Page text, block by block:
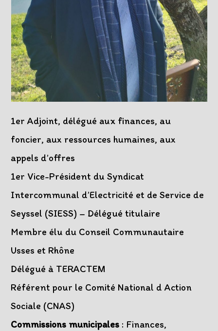
1er Adjoint, délégué aux finances, au
foncier, aux ressources humaines, aux
appels d’offres
1er Vice-Président du Syndicat
Intercommunal d’Electricité et de Service de
Seyssel (SIESS) – Délégué titulaire
Membre élu du Conseil Communautaire
Usses et Rhône
Délégué à TERACTEM
Référent pour le Comité National d Action
Sociale (CNAS)
Commissions municipales : Finances,